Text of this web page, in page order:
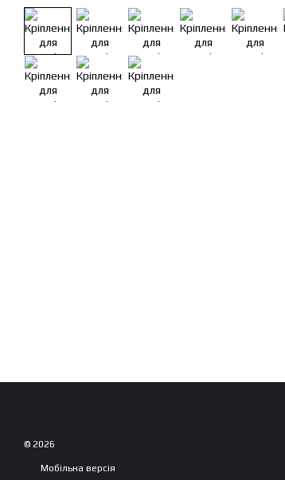
© 2026
Мобільна версія